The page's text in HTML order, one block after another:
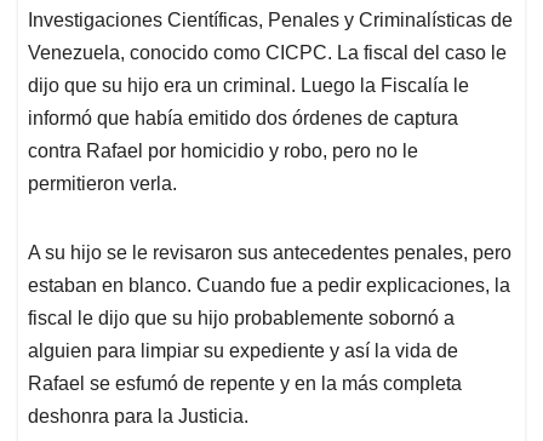
Investigaciones Científicas, Penales y Criminalísticas de
Venezuela, conocido como CICPC. La fiscal del caso le
dijo que su hijo era un criminal. Luego la Fiscalía le
informó que había emitido dos órdenes de captura
contra Rafael por homicidio y robo, pero no le
permitieron verla.
A su hijo se le revisaron sus antecedentes penales, pero
estaban en blanco. Cuando fue a pedir explicaciones, la
fiscal le dijo que su hijo probablemente sobornó a
alguien para limpiar su expediente y así la vida de
Rafael se esfumó de repente y en la más completa
deshonra para la Justicia.